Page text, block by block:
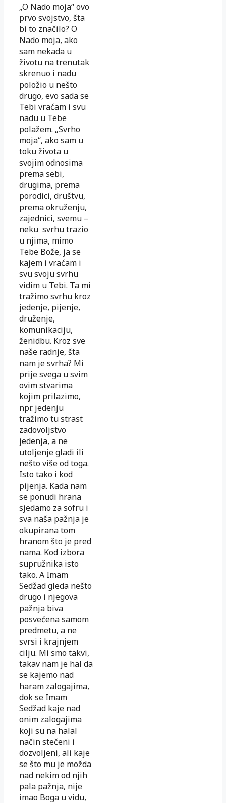
„O Nado moja“ ovo
prvo svojstvo, šta
bi to značilo? O
Nado moja, ako
sam nekada u
životu na trenutak
skrenuo i nadu
položio u nešto
drugo, evo sada se
Tebi vraćam i svu
nadu u Tebe
polažem. „Svrho
moja“, ako sam u
toku života u
svojim odnosima
prema sebi,
drugima, prema
porodici, društvu,
prema okruženju,
zajednici, svemu –
neku svrhu trazio
u njima, mimo
Tebe Bože, ja se
kajem i vraćam i
svu svoju svrhu
vidim u Tebi. Ta mi
tražimo svrhu kroz
jedenje, pijenje,
druženje,
komunikaciju,
ženidbu. Kroz sve
naše radnje, šta
nam je svrha? Mi
prije svega u svim
ovim stvarima
kojim prilazimo,
npr. jedenju
tražimo tu strast
zadovoljstvo
jedenja, a ne
utoljenje gladi ili
nešto više od toga.
Isto tako i kod
pijenja. Kada nam
se ponudi hrana
sjedamo za sofru i
sva naša pažnja je
okupirana tom
hranom što je pred
nama. Kod izbora
supružnika isto
tako. A Imam
Sedžad gleda nešto
drugo i njegova
pažnja biva
posvećena samom
predmetu, a ne
svrsi i krajnjem
cilju. Mi smo takvi,
takav nam je hal da
se kajemo nad
haram zalogajima,
dok se Imam
Sedžad kaje nad
onim zalogajima
koji su na halal
način stečeni i
dozvoljeni, ali kaje
se što mu je možda
nad nekim od njih
pala pažnja, nije
imao Boga u vidu,